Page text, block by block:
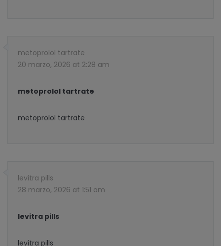
metoprolol tartrate
20 marzo, 2026 at 2:28 am
metoprolol tartrate
metoprolol tartrate
levitra pills
28 marzo, 2026 at 1:51 am
levitra pills
levitra pills